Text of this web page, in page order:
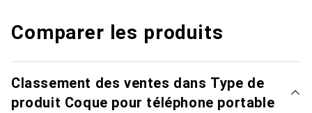
Comparer les produits
Classement des ventes dans Type de
produit Coque pour téléphone portable